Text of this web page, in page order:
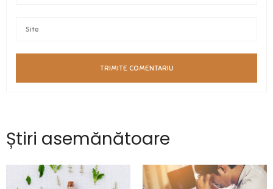
Știri asemănătoare